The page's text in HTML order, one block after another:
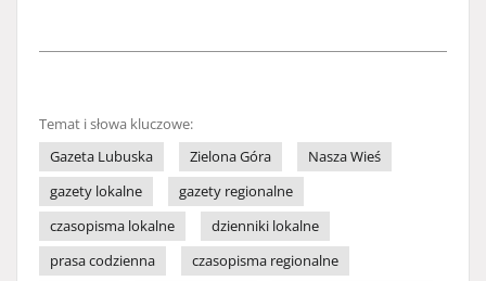
Temat i słowa kluczowe:
Gazeta Lubuska
Zielona Góra
Nasza Wieś
gazety lokalne
gazety regionalne
czasopisma lokalne
dzienniki lokalne
prasa codzienna
czasopisma regionalne